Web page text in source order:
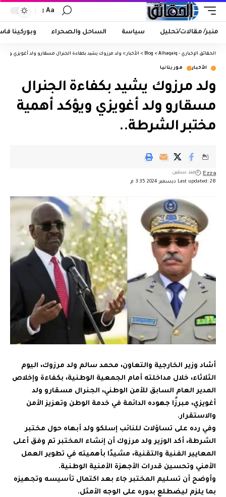
Aa
منبر/ مقالات/تحليل سياسة الساحل والصحراء وبوركينا
الحقائق الإخباري - Alhaqaiq >
Blog
> الأخبار > ولد مرزوك يشيد بكفاءة الجنرال مسقارو ولد أغويزي
الأخبار موريتانيا
ولد مرزوك يشيد بكفاءة الجنرال
مسقارو ولد أغويزي ويؤكد أهمية
مختبر الشرطة..
Last updated: 28 ديسمبر 2024 3:35 م
Ezza منذ سنتين
أشاد وزير الخارجية والتعاون، محمد سالم ولد مرزوك، اليوم
الثلاثاء، خلال مداخلته أمام الجمعية الوطنية، بكفاءة وإخلاص
المدير العام السابق للأمن الوطني، الجنرال مسقارو ولد
أغويزي، مبرزًا جهوده الدائمة في خدمة الوطن وتعزيز الأمن
والاستقرار.
وفي رده على تساؤلات للنائب إسلكو ولد أبهاه حول مختبر
الشرطة، أكد الوزير ولد مرزوك أن إنشاء المختبر تم وفق أعلى
المعايير الفنية والتقنية، مشيدًا بأهميته في تطوير العمل
الأمني وتحسين قدرات الأجهزة الأمنية الوطنية.
وأوضح أن تسليم المختبر جاء بعد اكتمال تأسيسه وتجهيزه
بما يلزم ليضطلع بدوره على الوجه الأمثل.